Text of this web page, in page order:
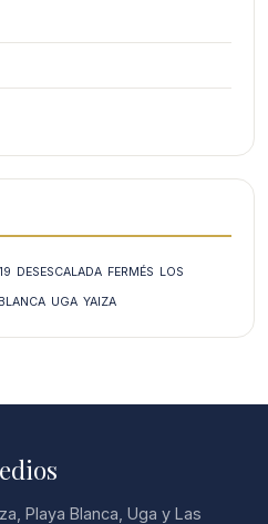
DESESCALADA FERMÉS LOS
UGA YAIZA
Playa Blanca, Uga y Las